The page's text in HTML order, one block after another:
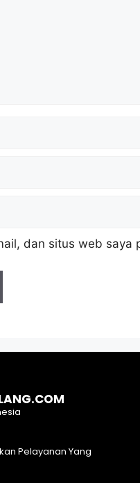
dan situs web
Pelayanan Yang